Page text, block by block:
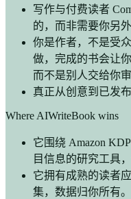
写作与付费读者
的，而非需要你另
你是作者，不是受
做，完成的书会让
而不是别人交给你
真正从创意到已发
Where AIWriteBook wins
它围绕 Amazon
目信息的研究工具
它拥有成熟的读者
集，数据归你所有。